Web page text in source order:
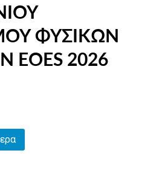
ΦΥΣΙΚΩΝ
EOES 2026